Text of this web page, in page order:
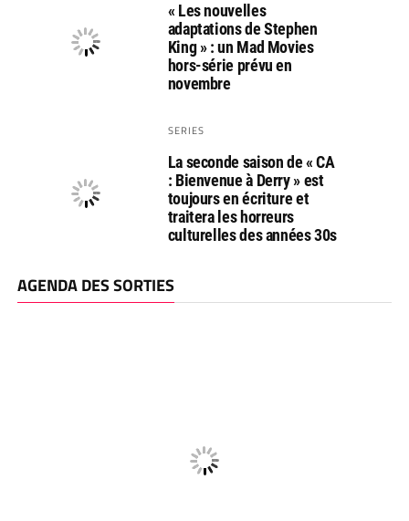
« Les nouvelles
adaptations de Stephen
King » : un Mad Movies
hors-série prévu en
novembre
SERIES
La seconde saison de « CA
: Bienvenue à Derry » est
toujours en écriture et
traitera les horreurs
culturelles des années 30s
AGENDA DES SORTIES